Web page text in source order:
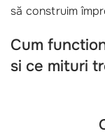
să construim
Cum
si ce mituri